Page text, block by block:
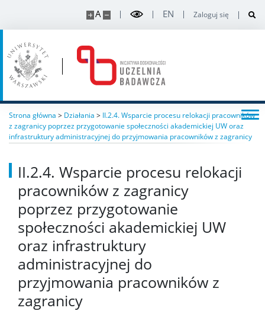
A EN Zaloguj się
Strona główna > Działania > II.2.4. Wsparcie procesu relokacji pracowników
z zagranicy poprzez przygotowanie społeczności akademickiej UW oraz
infrastruktury administracyjnej do przyjmowania pracowników z zagranicy
II.2.4. Wsparcie procesu relokacji
pracowników z zagranicy
poprzez przygotowanie
społeczności akademickiej UW
oraz infrastruktury
administracyjnej do
przyjmowania pracowników z
zagranicy